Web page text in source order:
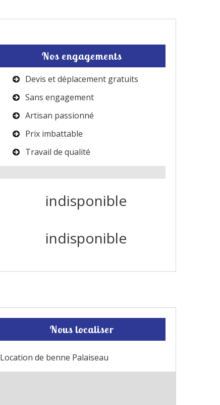
Nos engagements
Devis et déplacement gratuits
Sans engagement
Artisan passionné
Prix imbattable
Travail de qualité
indisponible
indisponible
Nous localiser
Location de benne Palaiseau